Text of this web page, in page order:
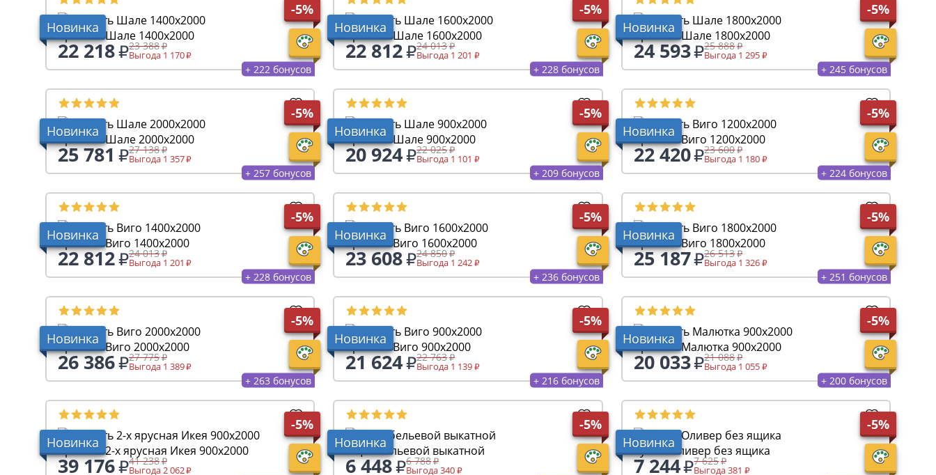
Новинка
-5%
Кровать Шале 1400х2000
22 218 23 388
Выгода 1 170
+ 222 бонусов
Новинка
-5%
Кровать Шале 1600х2000
22 812 24 013
Выгода 1 201
+ 228 бонусов
Новинка
-5%
Кровать Шале 1800х2000
24 593 25 888
Выгода 1 295
+ 245 бонусов
Новинка
-5%
Кровать Шале 2000х2000
25 781 27 138
Выгода 1 357
+ 257 бонусов
Новинка
-5%
Кровать Шале 900х2000
20 924 22 025
Выгода 1 101
+ 209 бонусов
Новинка
-5%
Кровать Виго 1200х2000
22 420 23 600
Выгода 1 180
+ 224 бонусов
Новинка
-5%
Кровать Виго 1400х2000
22 812 24 013
Выгода 1 201
+ 228 бонусов
Новинка
-5%
Кровать Виго 1600х2000
23 608 24 850
Выгода 1 242
+ 236 бонусов
Новинка
-5%
Кровать Виго 1800х2000
25 187 26 513
Выгода 1 326
+ 251 бонусов
Новинка
-5%
Кровать Виго 2000х2000
26 386 27 775
Выгода 1 389
+ 263 бонусов
Новинка
-5%
Кровать Виго 900х2000
21 624 22 763
Выгода 1 139
+ 216 бонусов
Новинка
-5%
Кровать Малютка 900х2000
20 033 21 088
Выгода 1 055
+ 200 бонусов
Новинка
-5%
Кровать 2-х ярусная Икея 900х2000
39 176 41 238
Выгода 2 062
Новинка
-5%
Ящик бельевой выкатной
6 448 6 788
Выгода 340
Новинка
-5%
Тумба Оливер без ящика
7 244 7 625
Выгода 381